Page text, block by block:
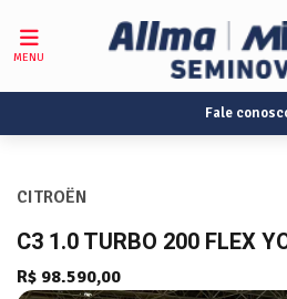
MENU
Fale
CITROËN
C3 1.0 TURBO 200 FLEX
R$ 98.590,00